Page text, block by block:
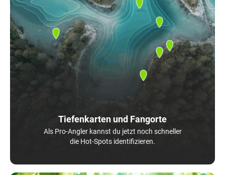
Tiefenkarten und Fangorte
Als Pro-Angler kannst du jetzt noch schneller
die Hot-Spots identifizieren.